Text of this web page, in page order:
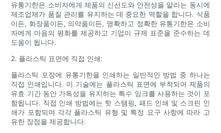
유통기한은 소비자에게 제품의 신선도와 안전성을 알리는 동시에
제조업체가 품질 관리를 유지하는 데 중요한 역할을 합니다. 식품
이든, 화장품이든, 의약품이든, 명확하고 정확한 유통기한은 소비
자에게 마음의 평화를 제공하고 기업이 규제 표준을 준수하는 데
도움이 됩니다.
2. 플라스틱 표면에 직접 인쇄:
플라스틱 포장에 유통기한을 인쇄하는 일반적인 방법 중 하나는
직접 인쇄입니다. 이 기술에는 플라스틱 표면에 부착되어 제품의
유효 기간 동안 가독성을 유지하는 특수 잉크를 사용하는 것이 포
함됩니다. 직접 인쇄 방법에는 핫 스탬핑, 패드 인쇄 및 스크린 인
쇄가 포함되며 각각 플라스틱 유형 및 특정 요구 사항에 따라 고
유한 장점을 제공합니다.